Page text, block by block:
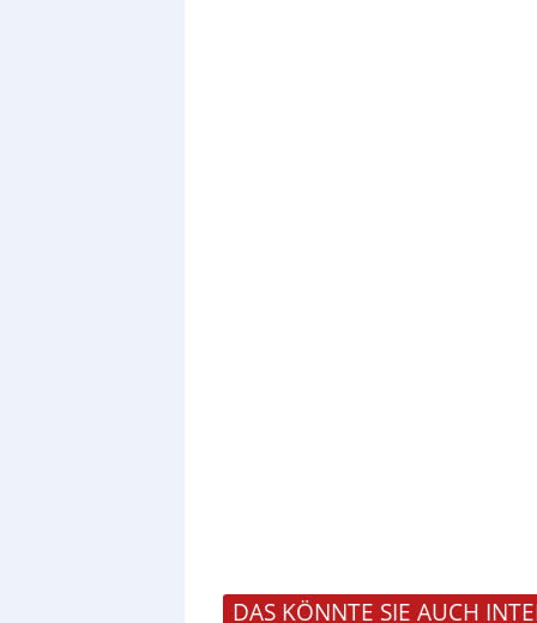
DAS KÖNNTE SIE AUCH